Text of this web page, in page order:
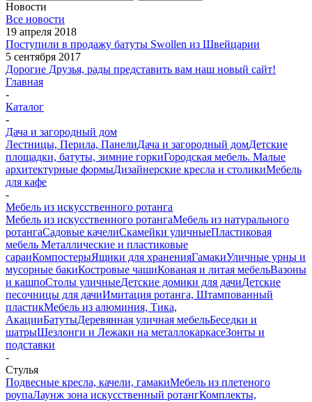
Новости
Все новости
19 апреля 2018
Поступили в продажу батуты Swollen из Швейцарии
5 сентября 2017
Дорогие Друзья, рады представить вам наш новый сайт!
Главная
-
Каталог
-
Дача и загородный дом
Лестницы, Перила, ПанелиДача и загородный домДетские
площадки, батуты, зимние горкиГородская мебель. Малые
архитектурные формыДизайнерские кресла и столикиМебель
для кафе
-
Мебель из искусственного ротанга
Мебель из искусственного ротангаМебель из натурального
ротангаСадовые качелиСкамейки уличныеПластиковая
мебель Металлические и пластиковые
сараиКомпостерыЯщики для храненияГамакиУличные урны и
мусорные бакиКостровые чашиКованая и литая мебельВазоны
и кашпоСтолы уличныеДетские домики для дачиДетские
песочницы для дачиИмитация ротанга, Штампованный
пластикМебель из алюминия, Тика,
АкацииБатутыДеревянная уличная мебельБеседки и
шатрыШезлонги и Лежаки на металлокаркасеЗонты и
подставки
-
Стулья
Подвесные кресла, качели, гамакиМебель из плетеного
роупаЛаунж зона искусственный ротангКомплекты,